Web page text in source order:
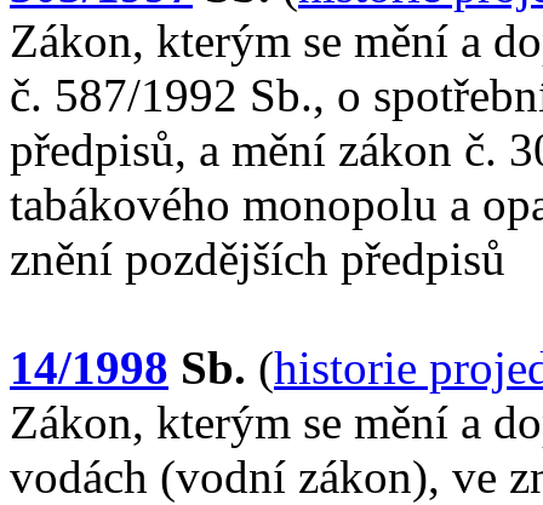
Zákon, kterým se mění a
č. 587/1992 Sb., o
předpisů, a mění zákon č.
tabákového monopolu a
znění pozdějších předpisů
14/1998 Sb. (historie
Zákon, kterým se mění a
vodách (vodní zákon), ve